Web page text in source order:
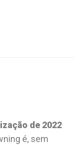
de 2022
é, sem